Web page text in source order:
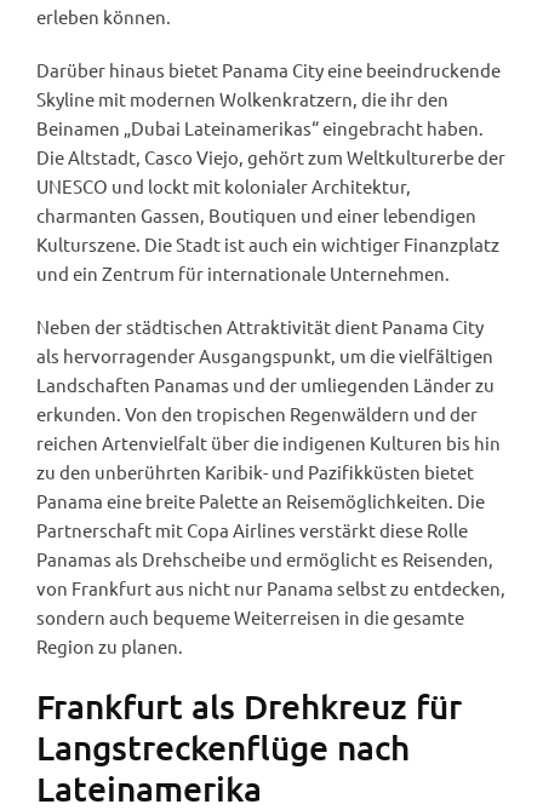
erleben können.
Darüber hinaus bietet Panama City eine beeindruckende
Skyline mit modernen Wolkenkratzern, die ihr den
Beinamen „Dubai Lateinamerikas“ eingebracht haben.
Die Altstadt, Casco Viejo, gehört zum Weltkulturerbe der
UNESCO und lockt mit kolonialer Architektur,
charmanten Gassen, Boutiquen und einer lebendigen
Kulturszene. Die Stadt ist auch ein wichtiger Finanzplatz
und ein Zentrum für internationale Unternehmen.
Neben der städtischen Attraktivität dient Panama City
als hervorragender Ausgangspunkt, um die vielfältigen
Landschaften Panamas und der umliegenden Länder zu
erkunden. Von den tropischen Regenwäldern und der
reichen Artenvielfalt über die indigenen Kulturen bis hin
zu den unberührten Karibik- und Pazifikküsten bietet
Panama eine breite Palette an Reisemöglichkeiten. Die
Partnerschaft mit Copa Airlines verstärkt diese Rolle
Panamas als Drehscheibe und ermöglicht es Reisenden,
von Frankfurt aus nicht nur Panama selbst zu entdecken,
sondern auch bequeme Weiterreisen in die gesamte
Region zu planen.
Frankfurt als Drehkreuz für
Langstreckenflüge nach
Lateinamerika